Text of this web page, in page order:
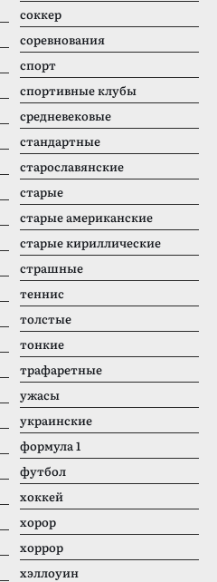
соккер
соревнования
спорт
спортивные клубы
средневековые
стандартные
старославянские
старые
старые американские
старые кириллические
страшные
теннис
толстые
тонкие
трафаретные
ужасы
украинские
формула 1
футбол
хоккей
хорор
хоррор
хэллоуин